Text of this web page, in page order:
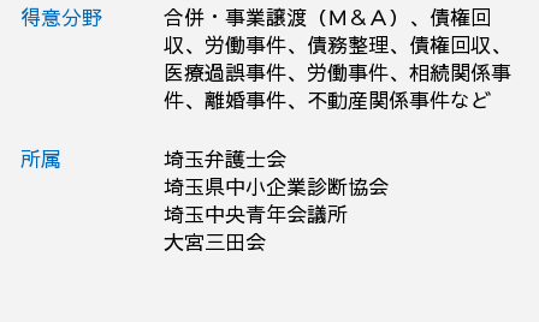
得意分野
合併・事業譲渡（Ｍ＆Ａ）、債権回
収、労働事件、債務整理、債権回収、
医療過誤事件、労働事件、相続関係事
件、離婚事件、不動産関係事件など
所属
埼玉弁護士会
埼玉県中小企業診断協会
埼玉中央青年会議所
大宮三田会